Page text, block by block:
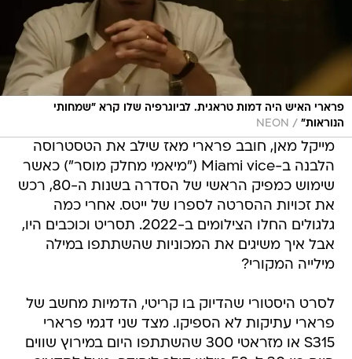
פרארי האיש היה דמות טראגית. לביוגרפיה שלו קרא "שמחותי
הנוראות" /
NEON
מייקל מאן, חובב פרארי מאז שילב את הטסטרוסה
הלבנה ב-Miami vice ("מיאמי מחלק מוסר") כאשר
שימוש כמפיק הראשי של הסדרה בשנות ה-80, רכש
את זכויות ההסרטה לספרו של ייטס. אחרי כמה
גלגולים החלו הצילומים ב-2022. תסריט וכוכבים היו,
אבל איך משיגים את המכוניות שהשתתפו במילה
מילייה המקורי?
לסרט היסטורי שהדיוק בו קריטי, הדמיות מחשב של
פרארי עתיקות לא הספיקו. מצד שני דגמי פרארי
S315 או מזראטי 300 שהשתתפו היום במירוץ שווים